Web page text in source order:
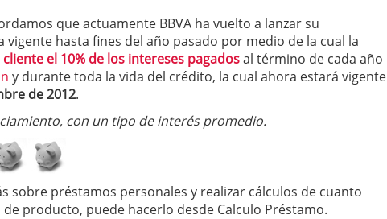
que actuamente BBVA ha vuelto a lanzar su
hasta fines del año pasado por medio de la cual la
el 10% de los intereses pagadosal término de cada año
y durante toda la vida del crédito, la cual ahora estará vigente
de 2012.
con un tipo de interés promedio.
sobre préstamos personales y realizar cálculos de cuanto
producto, puede hacerlo desde Calculo Préstamo.